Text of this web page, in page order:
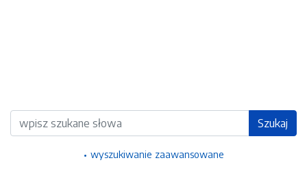
Wyszukiwarka Szukaj
wyszukiwanie zaawansowane